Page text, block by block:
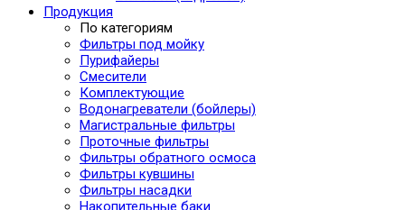
Продукция
По категориям
Фильтры под мойку
Пурифайеры
Смесители
Комплектующие
Водонагреватели (бойлеры)
Магистральные фильтры
Проточные фильтры
Фильтры обратного осмоса
Фильтры кувшины
Фильтры насадки
Накопительные баки